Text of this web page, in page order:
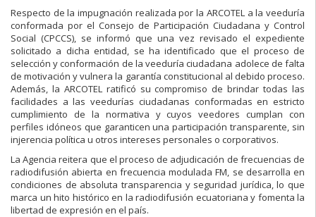
Respecto de la impugnación realizada por la ARCOTEL a la veeduría
conformada por el Consejo de Participación Ciudadana y Control
Social (CPCCS), se informó que una vez revisado el expediente
solicitado a dicha entidad, se ha identificado que el proceso de
selección y conformación de la veeduría ciudadana adolece de falta
de motivación y vulnera la garantía constitucional al debido proceso.
Además, la ARCOTEL ratificó su compromiso de brindar todas las
facilidades a las veedurías ciudadanas conformadas en estricto
cumplimiento de la normativa y cuyos veedores cumplan con
perfiles idóneos que garanticen una participación transparente, sin
injerencia política u otros intereses personales o corporativos.
La Agencia reitera que el proceso de adjudicación de frecuencias de
radiodifusión abierta en frecuencia modulada FM, se desarrolla en
condiciones de absoluta transparencia y seguridad jurídica, lo que
marca un hito histórico en la radiodifusión ecuatoriana y fomenta la
libertad de expresión en el país.